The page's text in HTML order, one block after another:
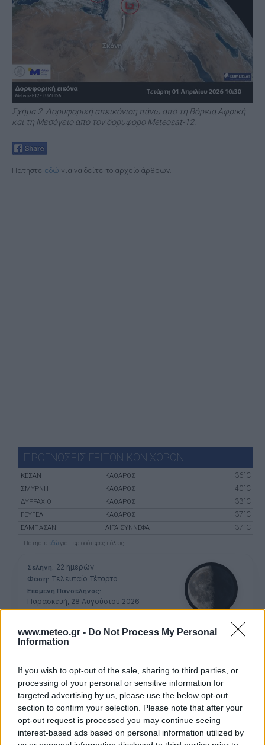
www.meteo.gr - Do Not Process My Personal
Information
If you wish to opt-out of the sale, sharing to third parties, or
processing of your personal or sensitive information for
targeted advertising by us, please use the below opt-out
section to confirm your selection. Please note that after your
opt-out request is processed you may continue seeing
interest-based ads based on personal information utilized by
Σχήμα 2. Δορυφορική απεικόνιση πάνω από τη Βόρεια Αφρική
και τη Μεσόγειο από τον δορυφόρο Meteosat-12.
Πατήστε εδώ για να δείτε το αρχείο άρθρων.
ΠΡΟΓΝΩΣΕΙΣ ΓΕΙΤΟΝΙΚΩΝ ΧΩΡΩΝ
ΚΕΣΆΝ ΚΑΘΑΡΟΣ 36°C
ΣΜΎΡΝΗ ΚΑΘΑΡΟΣ 40°C
ΔΥΡΡΆΧΙΟ ΚΑΘΑΡΟΣ 33°C
ΓΕΥΓΕΛΉ ΚΑΘΑΡΟΣ 37°C
ΕΛΜΠΑΣΆΝ ΛΙΓΑ ΣΥΝΝΕΦΑ 37°C
Πατήστε εδώγια περισσότερες πόλεις
Σελήνη: 22 ημερών
Φάση: Τελευταίο Τέταρτο
Επόμενη Πανσέληνος:
Παρασκευή, 28 Αυγούστου 2026
Αστρονομικό ημερολόγιο